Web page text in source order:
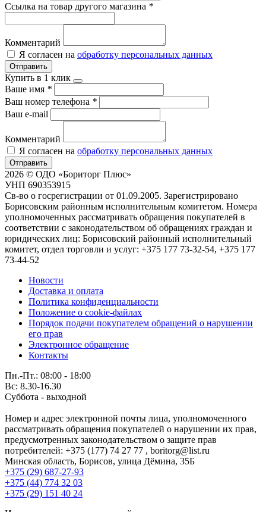
Ссылка на товар другого магазина *
Комментарий
Я согласен на обработку персональных данных
Отправить
Купить в 1 клик
Ваше имя *
Ваш номер телефона *
Ваш e-mail
Комментарий
Я согласен на обработку персональных данных
Отправить
2026 © ОДО «Бориторг Плюс»
УНП 690353915
Св-во о госрегистрации от 01.09.2005. Зарегистрировано
Борисовским районным исполнительным комитетом. Номера
уполномоченных рассматривать обращения покупателей в
соответствии с законодательством об обращениях граждан и
юридических лиц: Борисовский районный исполнительный
комитет, отдел торговли и услуг: +375 177 73-32-54, +375 177
73-44-52
Новости
Доставка и оплата
Политика конфиденциальности
Положение о cookie-файлах
Порядок подачи покупателем обращений о нарушении
его прав
Электронное обращение
Контакты
Пн.-Пт.: 08:00 - 18:00
Вс: 8.30-16.30
Суббота - выходной
Номер и адрес электронной почты лица, уполномоченного
рассматривать обращения покупателей о нарушении их прав,
предусмотренных законодательством о защите прав
потребителей: +375 (177) 74 27 77 , boritorg@list.ru
Минская область, Борисов, улица Дёмина, 35Б
+375 (29) 687-27-93
+375 (44) 774 32 03
+375 (29) 151 40 24